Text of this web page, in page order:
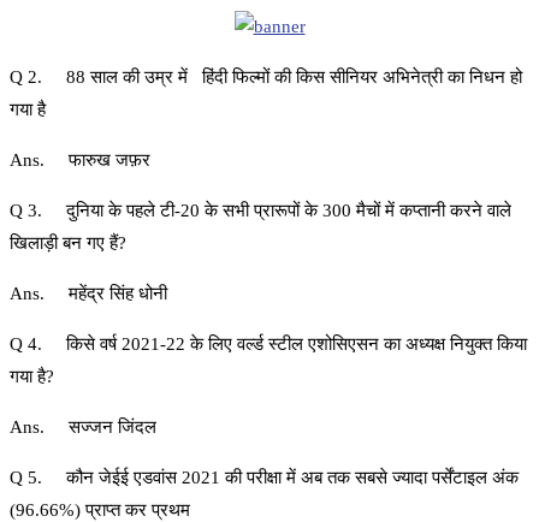
Q 2. 88 साल की उम्र में हिंदी फिल्मों की किस सीनियर अभिनेत्री का निधन हो
गया है
Ans. फारुख जफ़र
Q 3. दुनिया के पहले टी-20 के सभी प्रारूपों के 300 मैचों में कप्तानी करने वाले
खिलाड़ी बन गए हैं?
Ans. महेंद्र सिंह धोनी
Q 4. किसे वर्ष 2021-22 के लिए वर्ल्ड स्टील एशोसिएसन का अध्यक्ष नियुक्त किया
गया है?
Ans. सज्जन जिंदल
Q 5. कौन जेईई एडवांस 2021 की परीक्षा में अब तक सबसे ज्यादा पर्सेंटाइल अंक
(96.66%) प्राप्त कर प्रथम